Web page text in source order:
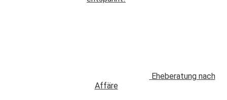
Eheberatung nach
Affäre